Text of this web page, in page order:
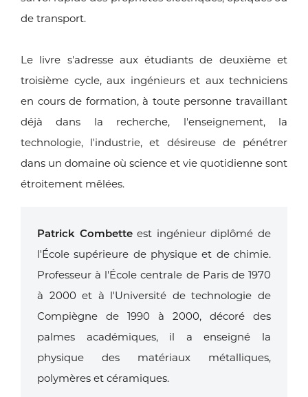
de transport.
Le livre s'adresse aux étudiants de deuxième et
troisième cycle, aux ingénieurs et aux techniciens
en cours de formation, à toute personne travaillant
déjà dans la recherche, l'enseignement, la
technologie, l'industrie, et désireuse de pénétrer
dans un domaine où science et vie quotidienne sont
étroitement mêlées.
Patrick Combetteest ingénieur diplômé de
l'École supérieure de physique et de chimie.
Professeur à l'École centrale de Paris de 1970
à 2000 et à l'Université de technologie de
Compiègne de 1990 à 2000, décoré des
palmes académiques, il a enseigné la
physique des matériaux métalliques,
polymères et céramiques.